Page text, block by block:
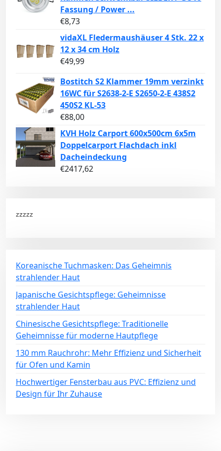
Fassung / Power ...
€8,73
vidaXL Fledermaushäuser 4 Stk. 22 x
12 x 34 cm Holz
€49,99
Bostitch S2 Klammer 19mm verzinkt
16WC für S2638-2-E S2650-2-E 438S2
450S2 KL-53
€88,00
KVH Holz Carport 600x500cm 6x5m
Doppelcarport Flachdach inkl
Dacheindeckung
€2417,62
zzzzz
Koreanische Tuchmasken: Das Geheimnis
strahlender Haut
Japanische Gesichtspflege: Geheimnisse
strahlender Haut
Chinesische Gesichtspflege: Traditionelle
Geheimnisse für moderne Hautpflege
130 mm Rauchrohr: Mehr Effizienz und Sicherheit
für Ofen und Kamin
Hochwertiger Fensterbau aus PVC: Effizienz und
Design für Ihr Zuhause